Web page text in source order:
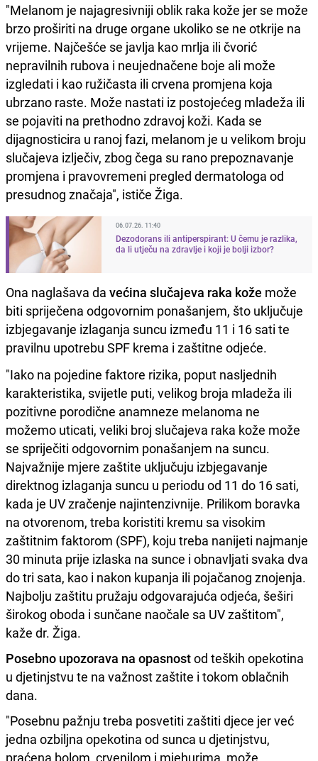
"Melanom je najagresivniji oblik raka kože jer se može
brzo proširiti na druge organe ukoliko se ne otkrije na
vrijeme. Najčešće se javlja kao mrlja ili čvorić
nepravilnih rubova i neujednačene boje ali može
izgledati i kao ružičasta ili crvena promjena koja
ubrzano raste. Može nastati iz postojećeg mladeža ili
se pojaviti na prethodno zdravoj koži. Kada se
dijagnosticira u ranoj fazi, melanom je u velikom broju
slučajeva izlječiv, zbog čega su rano prepoznavanje
promjena i pravovremeni pregled dermatologa od
presudnog značaja", ističe Žiga.
06.07.26. 11:40
Dezodorans ili antiperspirant: U čemu je razlika,
da li utječu na zdravlje i koji je bolji izbor?
Ona naglašava da većina slučajeva raka kože može
biti spriječena odgovornim ponašanjem, što uključuje
izbjegavanje izlaganja suncu između 11 i 16 sati te
pravilnu upotrebu SPF krema i zaštitne odjeće.
"Iako na pojedine faktore rizika, poput nasljednih
karakteristika, svijetle puti, velikog broja mladeža ili
pozitivne porodične anamneze melanoma ne
možemo uticati, veliki broj slučajeva raka kože može
se spriječiti odgovornim ponašanjem na suncu.
Najvažnije mjere zaštite uključuju izbjegavanje
direktnog izlaganja suncu u periodu od 11 do 16 sati,
kada je UV zračenje najintenzivnije. Prilikom boravka
na otvorenom, treba koristiti kremu sa visokim
zaštitnim faktorom (SPF), koju treba nanijeti najmanje
30 minuta prije izlaska na sunce i obnavljati svaka dva
do tri sata, kao i nakon kupanja ili pojačanog znojenja.
Najbolju zaštitu pružaju odgovarajuća odjeća, šeširi
širokog oboda i sunčane naočale sa UV zaštitom",
kaže dr. Žiga.
Posebno upozorava na opasnostod teških opekotina
u djetinjstvu te na važnost zaštite i tokom oblačnih
dana.
"Posebnu pažnju treba posvetiti zaštiti djece jer već
jedna ozbiljna opekotina od sunca u djetinjstvu,
praćena bolom, crvenilom i mjehurima, može